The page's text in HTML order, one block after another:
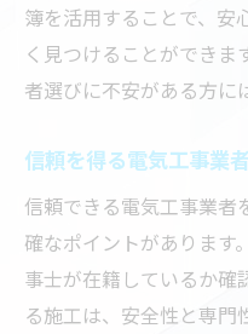
簿を活用することで、安
く見つけることができま
者選びに不安がある方に
信頼を得る電気工事業
信頼できる電気工事業者
確なポイントがあります
事士が在籍しているか確
る施工は、安全性と専門